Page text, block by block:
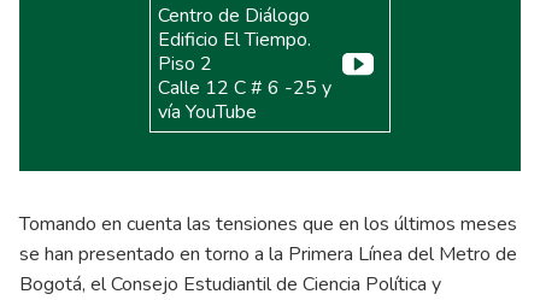
Centro de Diálogo
Edificio El Tiempo.
Piso 2
Calle 12 C # 6 -25 y
vía YouTube
Tomando en cuenta las tensiones que en los últimos meses
se han presentado en torno a la Primera Línea del Metro de
Bogotá, el Consejo Estudiantil de Ciencia Política y